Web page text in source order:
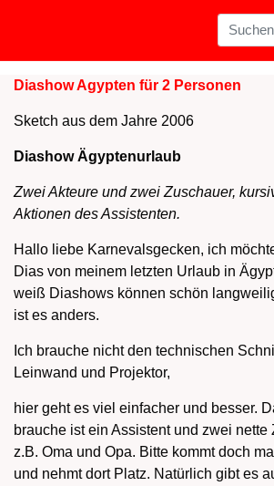
Diashow Agypten für 2 Personen
Sketch aus dem Jahre 2006
Diashow Ägyptenurlaub
Zwei Akteure und zwei Zuschauer,
Aktionen des Assistenten.
Hallo liebe Karnevalsgecken, ich
Dias von meinem letzten Urlaub in
weiß Diashows können schön
ist es anders.
Ich brauche nicht den technischen
Leinwand und Projektor,
hier geht es viel einfacher und besser.
brauche ist ein Assistent und zwei nette
z.B. Oma und Opa. Bitte kommt doch
und nehmt dort Platz. Natürlich gibt es